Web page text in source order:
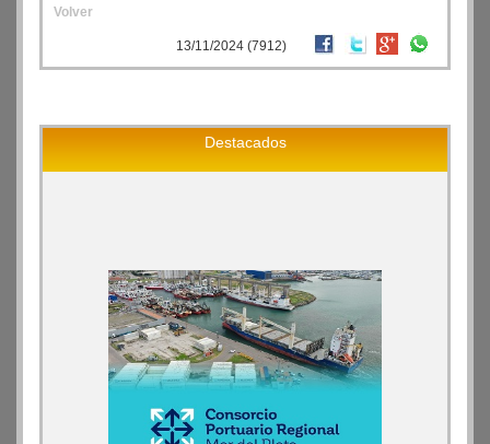
Volver
13/11/2024 (7912)
Destacados